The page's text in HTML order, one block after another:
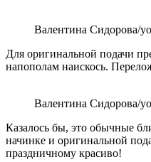
Валентина Сидорова/
Для оригинальной подачи
напополам наискось.
Валентина Сидорова/
Казалось бы, это обычные
начинке и оригинальной
праздничному красиво!